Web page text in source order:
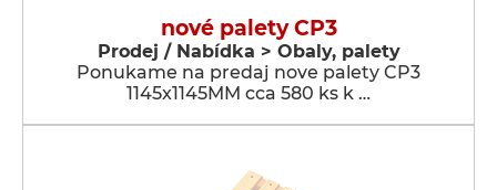
nové palety CP3
Prodej / Nabídka > Obaly, palety
Ponukame na predaj nove palety CP3
1145x1145MM cca 580 ks k …